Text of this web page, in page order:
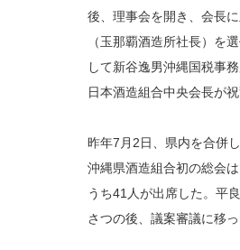
後、理事会を開き、会長
（玉那覇酒造所社長）を
して新谷逸男沖縄国税事
日本酒造組合中央会長が祝
昨年7月2日、県内を合併
沖縄県酒造組合初の総会
うち41人が出席した。平
さつの後、議案審議に移っ